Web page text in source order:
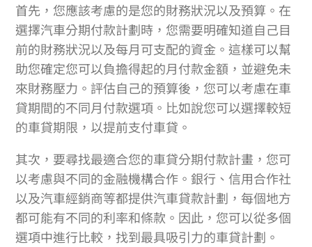
首先，您應該考慮的是您的財務狀況以及預算。在
選擇汽車分期付款計劃時，您需要明確知道自己目
前的財務狀況以及每月可支配的資金。這樣可以幫
助您確定您可以負擔得起的月付款金額，並避免未
來財務壓力。評估自己的預算後，您可以考慮在車
貸期間的不同月付款選項。比如說您可以選擇較短
的車貸期限，以提前支付車貸。
其次，要尋找最適合您的車貸分期付款計畫，您可
以考慮與不同的金融機構合作。銀行、信用合作社
以及汽車經銷商等都提供汽車貸款計劃，每個地方
都可能有不同的利率和條款。因此，您可以從多個
選項中進行比較，找到最具吸引力的車貸計劃。